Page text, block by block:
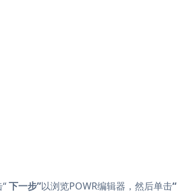
下一步”以浏览POWR编辑器，然后单击“